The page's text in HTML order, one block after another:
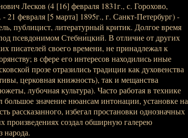
Лесков (4 [16] февраля 1831г., с. Горохово,
21 февраля [5 марта] 1895г., г. Санкт-Петербург) -
публицист, литературный критик. Долгое время
псевдонимом Стебни́цкий. В отличие от других
писателей своего времени, не принадлежал к
в сфере его интересов находились иные
прозе отразились традиции как духовенства
церковная книжность), так и мещанства
лубочная культура). Часто работая в технике
большое значение нюансам интонации, установке на
рассказанного, избегал простановки однозначных
произведениях создал обширную галерею
народа.